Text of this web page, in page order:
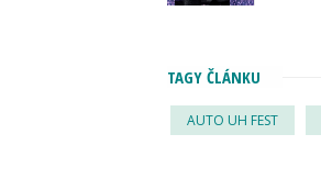
TAGY ČLÁNKU
AUTO UH FEST